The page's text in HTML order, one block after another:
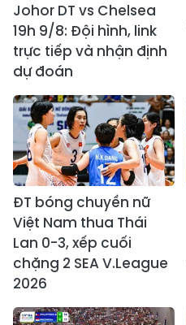
Johor DT vs Chelsea
19h 9/8: Đội hình, link
trực tiếp và nhận định
dự đoán
ĐT bóng chuyền nữ
Việt Nam thua Thái
Lan 0-3, xếp cuối
chặng 2 SEA V.League
2026